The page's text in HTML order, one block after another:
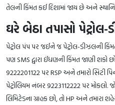
તેલની કિંમત કઈ દિશામાં જાય છે અને
ઘરે બેઠા તપાસો
પેટ્રોલ પંપ પર જઈને જ પેટ્રોલ-ડીઝલની
પણ SMS દ્વારા ઈંધણની કિંમત જાણી
9222201122 પર RSP અને તમારો સિટી
પેટ્રોલિયમ નંબર 9223112222 પર મોકલો.
લિમિટેડના ગ્રાહક છો, તો HP અને તમારા